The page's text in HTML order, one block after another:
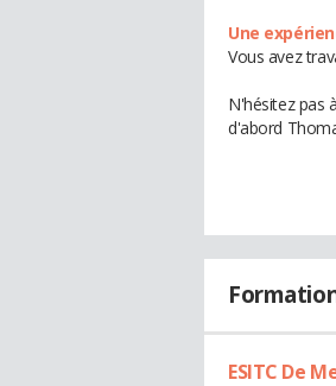
Une
Vous avez
N'hésitez pas
d'abord
ESITC De